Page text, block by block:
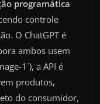
programática
controle
O ChatGPT é
ambos usem
1`), a API é
produtos,
do consumidor,